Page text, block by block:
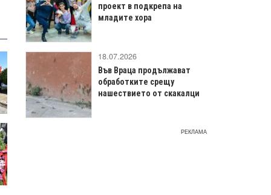
проект в подкрепа на
младите хора
18.07.2026
Във Враца продължават
обработките срещу
нашествието от скакалци
РЕКЛАМА